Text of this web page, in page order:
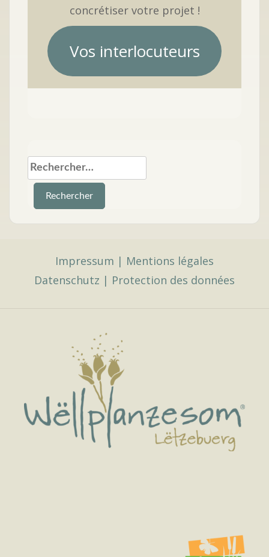
concrétiser votre projet !
Vos interlocuteurs
Rechercher :
Impressum | Mentions légales
Datenschutz | Protection des données